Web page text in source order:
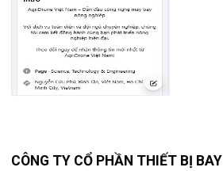
CÔNG TY CỔ PHẦN THIẾT BỊ